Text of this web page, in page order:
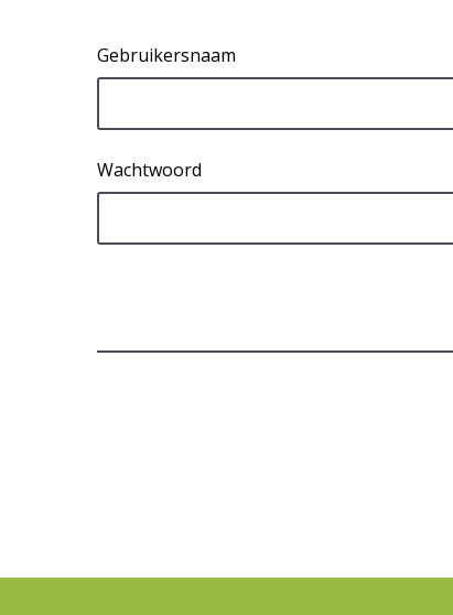
Gebruikersnaam
Wachtwoord